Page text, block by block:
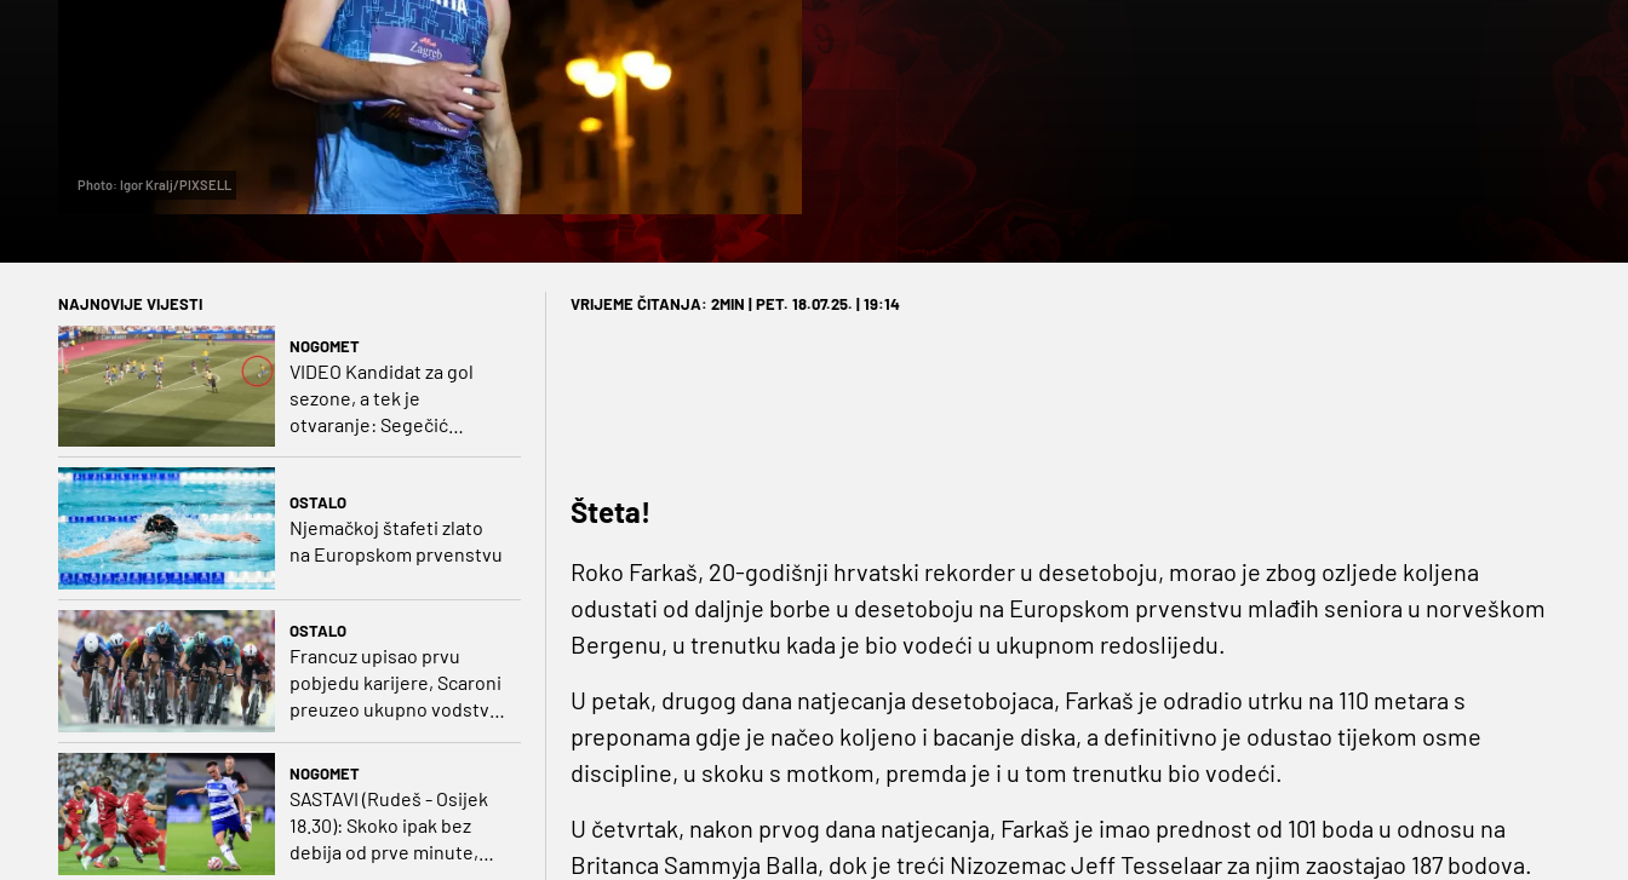
Photo: Igor Kralj/PIXSELL
NAJNOVIJE VIJESTI
NOGOMET
VIDEO Kandidat za gol
sezone, a tek je
otvaranje: Segečić
bombom probio West
OSTALO
Njemačkoj štafeti zlato
na Europskom prvenstvu
OSTALO
Francuz upisao prvu
pobjedu karijere, Scaroni
preuzeo ukupno vodstvo
NOGOMET
SASTAVI (Rudeš - Osijek
18.30): Skoko ipak bez
debija od prve minute,
VRIJEME ČITANJA: 2MIN | PET. 18.07.25. | 19:14
Šteta!
Roko Farkaš, 20-godišnji hrvatski rekorder u desetoboju, morao je zbog ozljede koljena
odustati od daljnje borbe u desetoboju na Europskom prvenstvu mlađih seniora u norveškom
Bergenu, u trenutku kada je bio vodeći u ukupnom redoslijedu.
U petak, drugog dana natjecanja desetobojaca, Farkaš je odradio utrku na 110 metara s
preponama gdje je načeo koljeno i bacanje diska, a definitivno je odustao tijekom osme
discipline, u skoku s motkom, premda je i u tom trenutku bio vodeći.
U četvrtak, nakon prvog dana natjecanja, Farkaš je imao prednost od 101 boda u odnosu na
Britanca Sammyja Balla, dok je treći Nizozemac Jeff Tesselaar za njim zaostajao 187 bodova.